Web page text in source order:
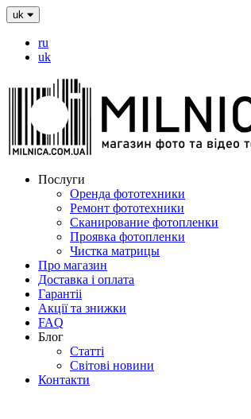
uk
ru
uk
Послуги
Оренда фототехники
Ремонт фототехники
Сканирование фотопленки
Проявка фотопленки
Чистка матрицы
Про магазин
Доставка і оплата
Гарантіі
Акції та знижки
FAQ
Блог
Статті
Світові новини
Контакти